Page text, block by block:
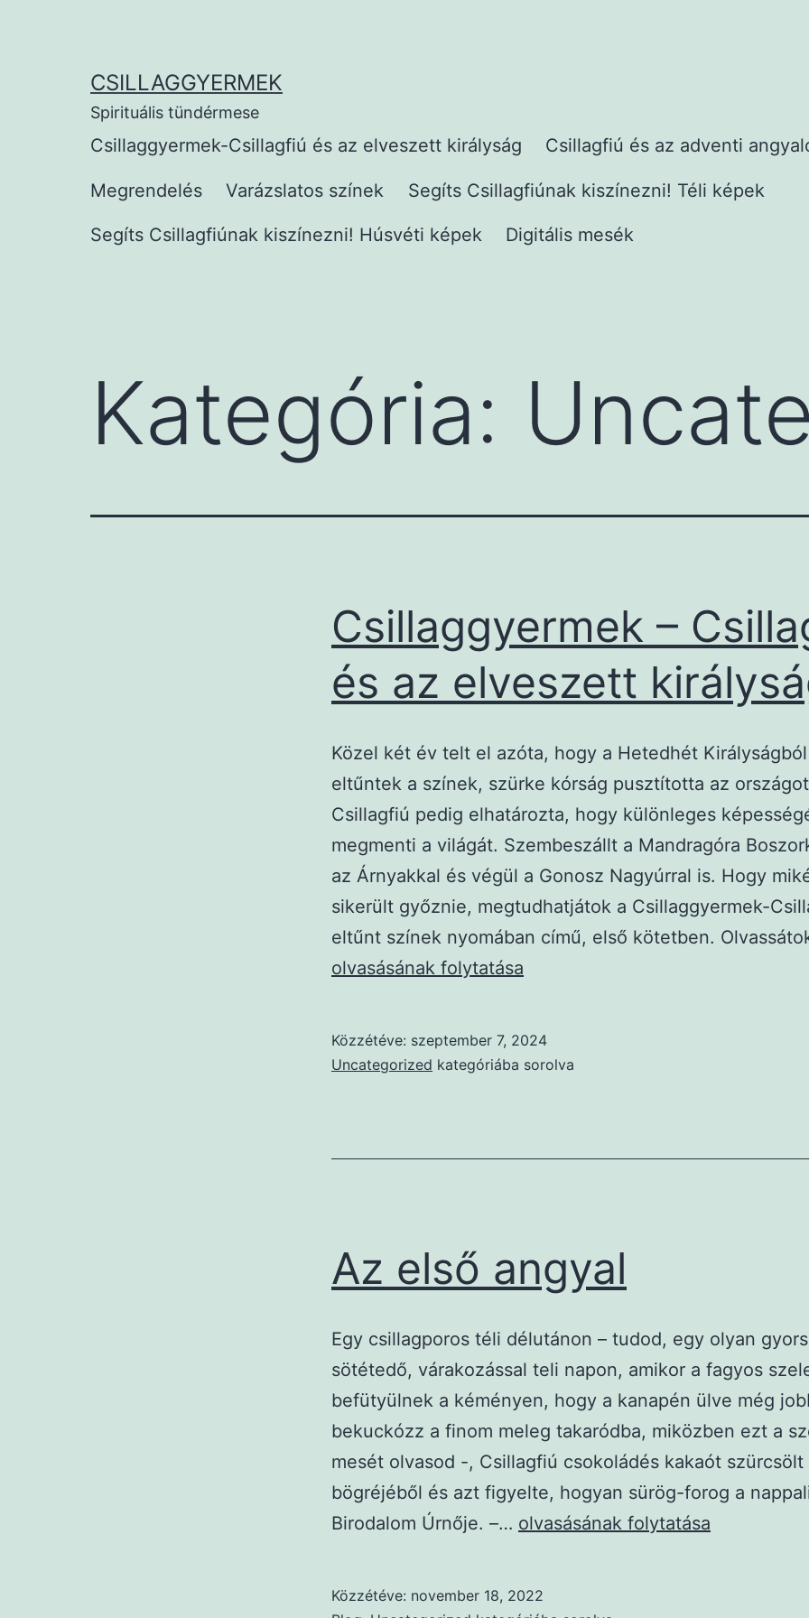
tartalomhozCSILLAGGYERMEK
Spirituális tündérmese
Csillaggyermek-Csillagfiú és az elveszett királyság Csillagfiú és az adventi
Megrendelés Varázslatos színek Segíts Csillagfiúnak kiszínezni! Téli képek
Segíts Csillagfiúnak kiszínezni! Húsvéti képek Digitális mesék
Kategória:
Csillaggyermek –
és az elveszett
Közel két év telt el azóta, hogy a Hetedhét Királyságból
eltűntek a színek, szürke kórság pusztította az
Csillagfiú pedig elhatározta, hogy különleges
megmenti a világát. Szembeszállt a Mandragóra
az Árnyakkal és végül a Gonosz Nagyúrral is. Hogy
sikerült győznie, megtudhatjátok a Csillaggyermek-
eltűnt színek nyomában című, első kötetben.
olvasásának folytatása
Közzétéve: szeptember 7, 2024
Uncategorized kategóriába sorolva
Az első angyal
Egy csillagporos téli délutánon – tudod, egy olyan
sötétedő, várakozással teli napon, amikor a fagyos
befütyülnek a kéményen, hogy a kanapén ülve még
bekuckózz a finom meleg takaródba, miközben ezt a
mesét olvasod -, Csillagfiú csokoládés kakaót szürcsölt
bögréjéből és azt figyelte, hogyan sürög-forog a
Birodalom Úrnője. –… Az
olvasásának folytatása
Közzétéve: november 18, 2022